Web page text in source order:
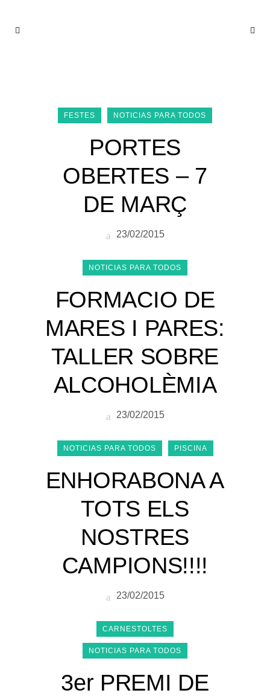
FESTES NOTICIAS PARA TODOS
PORTES
OBERTES – 7
DE MARÇ
23/02/2015
NOTICIAS PARA TODOS
FORMACIO DE
MARES I PARES:
TALLER SOBRE
ALCOHOLÈMIA
23/02/2015
NOTICIAS PARA TODOS PISCINA
ENHORABONA A
TOTS ELS
NOSTRES
CAMPIONS!!!!
23/02/2015
CARNESTOLTES
NOTICIAS PARA TODOS
3er PREMI DE